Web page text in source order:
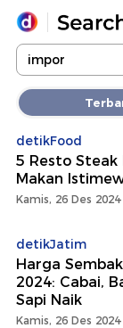
Yang sedang
Loading...
Promoted
detikFood
5 Resto Steak
Makan
Kamis, 26 Des 2024
detikJatim
Harga
2024: Cabai,
Sapi Naik
Kamis, 26 Des 2024